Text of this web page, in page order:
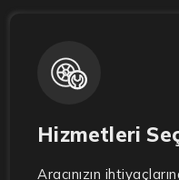
Hizmetleri
Aracınızın